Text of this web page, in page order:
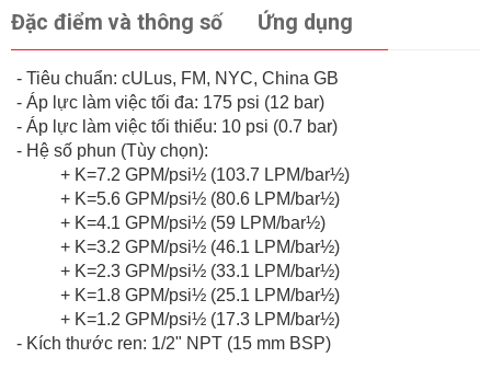
Đặc điểm và thông số Ứng dụng
- Tiêu chuẩn: cULus, FM, NYC, China GB
- Áp lực làm việc tối đa: 175 psi (12 bar)
- Áp lực làm việc tối thiểu: 10 psi (0.7 bar)
- Hệ số phun (Tùy chọn):
+ K=7.2 GPM/psi½ (103.7 LPM/bar½)
+ K=5.6 GPM/psi½ (80.6 LPM/bar½)
+ K=4.1 GPM/psi½ (59 LPM/bar½)
+ K=3.2 GPM/psi½ (46.1 LPM/bar½)
+ K=2.3 GPM/psi½ (33.1 LPM/bar½)
+ K=1.8 GPM/psi½ (25.1 LPM/bar½)
+ K=1.2 GPM/psi½ (17.3 LPM/bar½)
- Kích thước ren: 1/2" NPT (15 mm BSP)